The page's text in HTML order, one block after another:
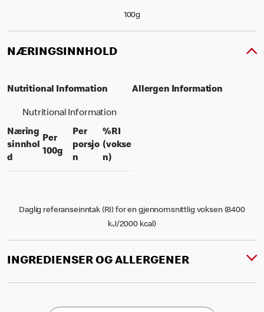
100g
NÆRINGSINNHOLD
Nutritional Information
Nutritional Information
Næring
sinnhol
d
Per
100gper 100 grams
Per
porsjo
nper portion
%RI
(vokse
n)% daily value for an adult
Allergen Information
Daglig referanseinntak (RI) for en gjennomsnittlig voksen (8400
kJ/2000 kcal)
INGREDIENSER OG ALLERGENER